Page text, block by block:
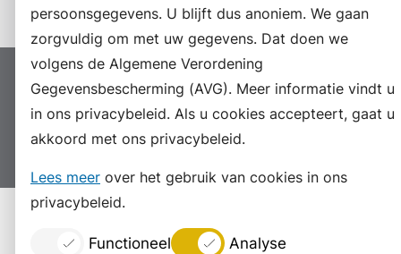
persoonsgegevens. U blijft dus anoniem. We gaan
zorgvuldig om met uw gegevens. Dat doen we
volgens de Algemene Verordening
Gegevensbescherming (AVG). Meer informatie vindt u
in ons privacybeleid. Als u cookies accepteert, gaat u
akkoord met ons privacybeleid.
Lees meer over het gebruik van cookies in ons
privacybeleid.
Functioneel Analyse
Proclaimer Colofon
Toegankelijkheid
Sitemap
Privacyverklaring
Servicenormen
Suggesties
Archief Vacatures